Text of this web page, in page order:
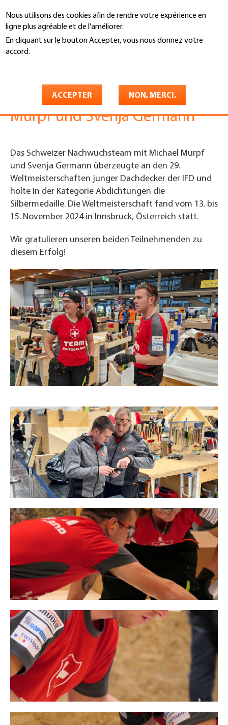
Nous utilisons des cookies afin de rendre votre expérience en
ligne plus agréable et de l'améliorer.
En cliquant sur le bouton Accepter, vous nous donnez votre
accord.
ACCEPTER NON, MERCI.
au
contenu
principal
Recherche
You
Weltmeisterin 2024 Michael
Murpf und Svenja Germann
Das Schweizer Nachwuchsteam mit Michael Murpf
und Svenja Germann überzeugte an den 29.
Weltmeisterschaften junger Dachdecker der IFD und
holte in der Kategorie Abdichtungen die
Silbermedaille. Die Weltmeisterschaft fand vom 13. bis
15. November 2024 in Innsbruck, Österreich statt.
Wir gratulieren unseren beiden Teilnehmenden zu
diesem Erfolg!